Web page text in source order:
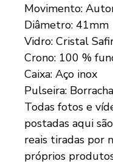
Movimento:
Diâmetro: 41mm
Vidro: Cristal
Crono: 100 %
Caixa: Aço inox
Pulseira: Borracha
Todas fotos e
postadas aqui
reais tiradas por
próprios